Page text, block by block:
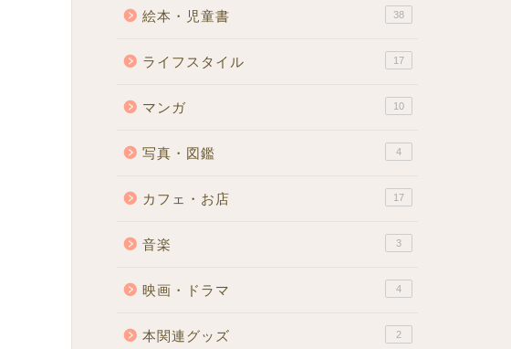
絵本・児童書 38
ライフスタイル 17
マンガ 10
写真・図鑑 4
カフェ・お店 17
音楽 3
映画・ドラマ 4
本関連グッズ 2